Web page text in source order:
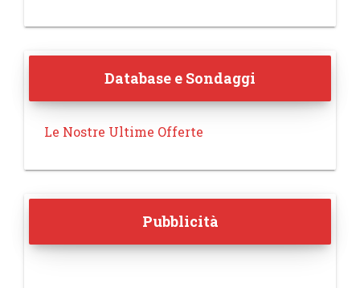
Database e Sondaggi
Le Nostre Ultime Offerte
Pubblicità